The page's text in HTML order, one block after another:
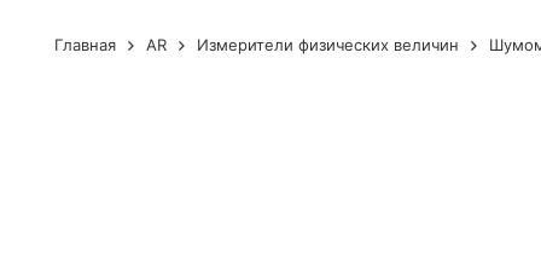
Главная AR Измерители физических величин